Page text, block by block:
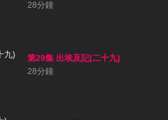
28分鐘
第29集 出埃及記(二十九)
28分鐘